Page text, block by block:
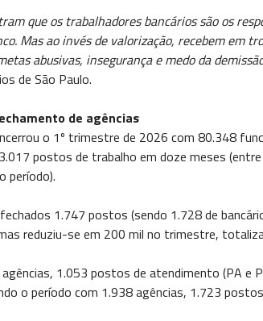
que os trabalhadores bancários são os
Mas ao invés de valorização, recebem em
abusivas, insegurança e medo da
de São Paulo.
de agências
o 1º trimestre de 2026 com 80.348
postos de trabalho em doze meses
período).
1.747 postos (sendo 1.728 de
reduziu-se em 200 mil no trimestre,
1.053 postos de atendimento (PA e
o período com 1.938 agências, 1.723